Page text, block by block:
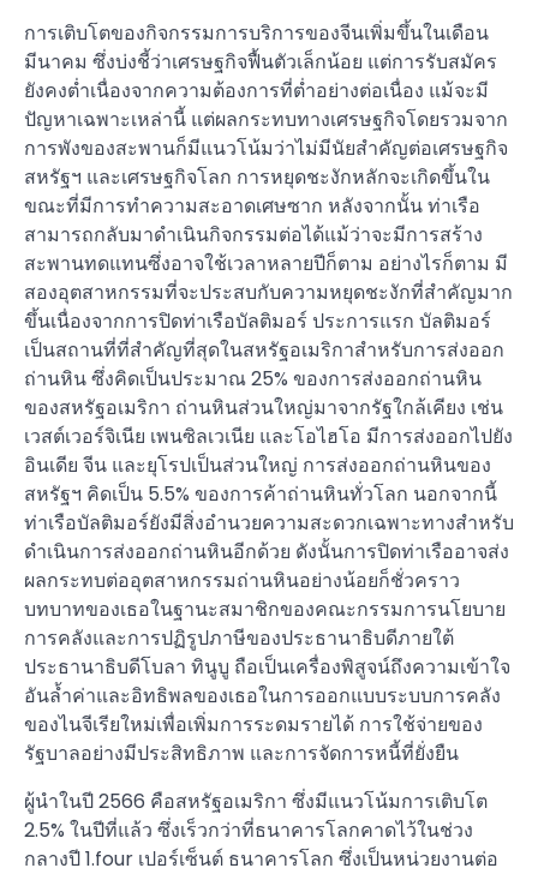
การเติบโตของกิจกรรมการบริการของจีนเพิ่มขึ้นในเดือน
มีนาคม ซึ่งบ่งชี้ว่าเศรษฐกิจฟื้นตัวเล็กน้อย แต่การรับสมัคร
ยังคงต่ำเนื่องจากความต้องการที่ต่ำอย่างต่อเนื่อง แม้จะมี
ปัญหาเฉพาะเหล่านี้ แต่ผลกระทบทางเศรษฐกิจโดยรวมจาก
การพังของสะพานก็มีแนวโน้มว่าไม่มีนัยสำคัญต่อเศรษฐกิจ
สหรัฐฯ และเศรษฐกิจโลก การหยุดชะงักหลักจะเกิดขึ้นใน
ขณะที่มีการทำความสะอาดเศษซาก หลังจากนั้น ท่าเรือ
สามารถกลับมาดำเนินกิจกรรมต่อได้แม้ว่าจะมีการสร้าง
สะพานทดแทนซึ่งอาจใช้เวลาหลายปีก็ตาม อย่างไรก็ตาม มี
สองอุตสาหกรรมที่จะประสบกับความหยุดชะงักที่สำคัญมาก
ขึ้นเนื่องจากการปิดท่าเรือบัลติมอร์ ประการแรก บัลติมอร์
เป็นสถานที่ที่สำคัญที่สุดในสหรัฐอเมริกาสำหรับการส่งออก
ถ่านหิน ซึ่งคิดเป็นประมาณ 25% ของการส่งออกถ่านหิน
ของสหรัฐอเมริกา ถ่านหินส่วนใหญ่มาจากรัฐใกล้เคียง เช่น
เวสต์เวอร์จิเนีย เพนซิลเวเนีย และโอไฮโอ มีการส่งออกไปยัง
อินเดีย จีน และยุโรปเป็นส่วนใหญ่ การส่งออกถ่านหินของ
สหรัฐฯ คิดเป็น 5.5% ของการค้าถ่านหินทั่วโลก นอกจากนี้
ท่าเรือบัลติมอร์ยังมีสิ่งอำนวยความสะดวกเฉพาะทางสำหรับ
ดำเนินการส่งออกถ่านหินอีกด้วย ดังนั้นการปิดท่าเรืออาจส่ง
ผลกระทบต่ออุตสาหกรรมถ่านหินอย่างน้อยก็ชั่วคราว
บทบาทของเธอในฐานะสมาชิกของคณะกรรมการนโยบาย
การคลังและการปฏิรูปภาษีของประธานาธิบดีภายใต้
ประธานาธิบดีโบลา ทินูบู ถือเป็นเครื่องพิสูจน์ถึงความเข้าใจ
อันล้ำค่าและอิทธิพลของเธอในการออกแบบระบบการคลัง
ของไนจีเรียใหม่เพื่อเพิ่มการระดมรายได้ การใช้จ่ายของ
รัฐบาลอย่างมีประสิทธิภาพ และการจัดการหนี้ที่ยั่งยืน
ผู้นำในปี 2566 คือสหรัฐอเมริกา ซึ่งมีแนวโน้มการเติบโต
2.5% ในปีที่แล้ว ซึ่งเร็วกว่าที่ธนาคารโลกคาดไว้ในช่วง
กลางปี ​​1.four เปอร์เซ็นต์ ธนาคารโลก ซึ่งเป็นหน่วยงานต่อ